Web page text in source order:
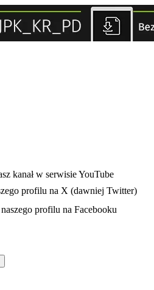
karcie
w nowej karcie
kanał w serwisie YouTube
profilu na X (dawniej Twitter)
w nowej karcieprofilu na Facebooku